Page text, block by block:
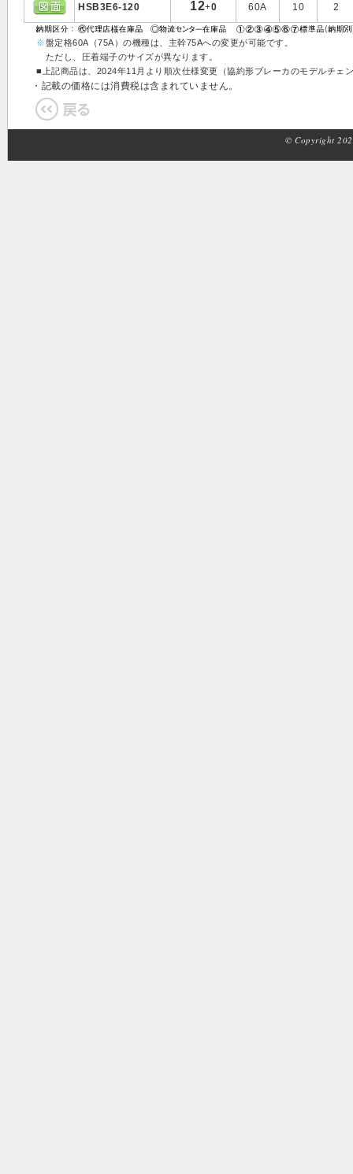
HSB3E6-120 12+0 60A 10 2
※盤定格60A（75A）の機種は、主幹75Aへの変更が可能です。
ただし、圧着端子のサイズが異なります。
■上記商品は、2024年11月より順次仕様変更（協約形ブレーカのモデルチェ
・記載の価格には消費税は含まれていません。
© Copyright